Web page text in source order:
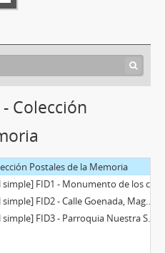
Colección
Postales de la Memoria
- Monumento de los cincos sabios platenses
FID2 - Calle Goenada, Magdalena 1920
- Parroquia Nuestra Señora de la Merced, Ensenada